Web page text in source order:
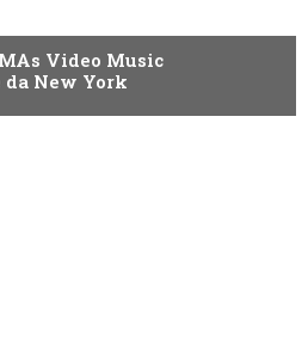
Video Music
New York